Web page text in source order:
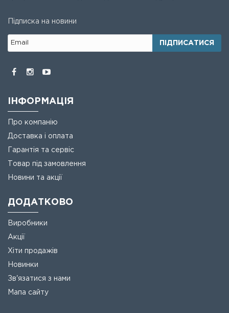
Підписка на новини
ПІДПИСАТИСЯ
ІНФОРМАЦІЯ
Про компанію
Доставка і оплата
Гарантія та сервіс
Товар під замовлення
Новини та акції
ДОДАТКОВО
Виробники
Акції
Хіти продажів
Новинки
Зв'язатися з нами
Мапа сайту